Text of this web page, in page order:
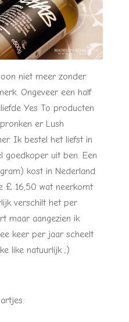
niet meer zonder
Ongeveer een half
Yes To producten
er Lush
Ik bestel het liefst in
goedkoper uit ben. Een
kost in Nederland
£ 16,50 wat neerkomt
verschilt het per
maar aangezien ik
keer per jaar scheelt
like natuurlijk ;)